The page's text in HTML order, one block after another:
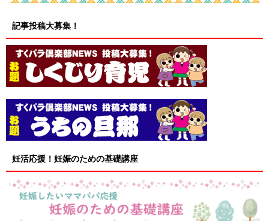
記事投稿大募集！
妊活応援！妊娠のための基礎講座